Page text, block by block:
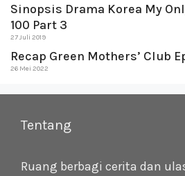
Sinopsis Drama Korea My
100 Part 3
27 Juli 2019
Recap Green Mothers’ Club
26 Mei 2022
Tentang
Ruang berbagi cerita dan